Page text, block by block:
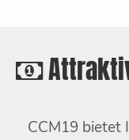
CCM19 bietet